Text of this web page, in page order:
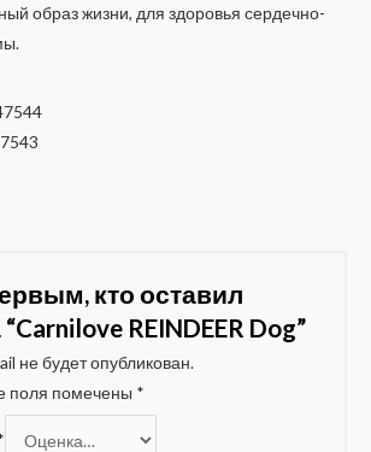
образ жизни, для здоровья сердечно-
кто оставил
REINDEER Dog”
не будет опубликован.
поля помечены *